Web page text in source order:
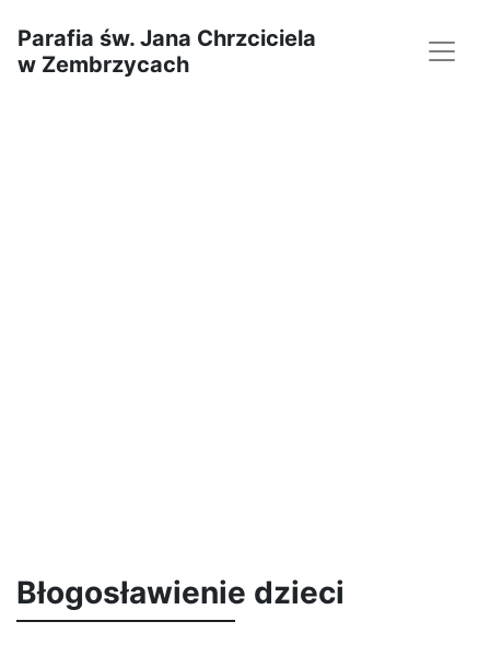
Parafia św. Jana Chrzciciela
w Zembrzycach
Błogosławienie dzieci